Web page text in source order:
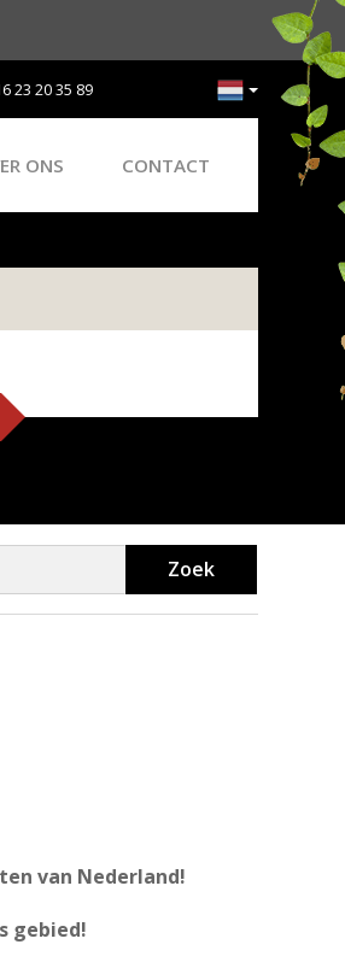
23 20 35 89
ONS CONTACT
Zoek
van Nederland!
gebied!